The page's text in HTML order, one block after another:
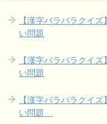
【漢字バラバラクイ
い問題
【漢字バラバラクイ
い問題
【漢字バラバラクイ
い問題